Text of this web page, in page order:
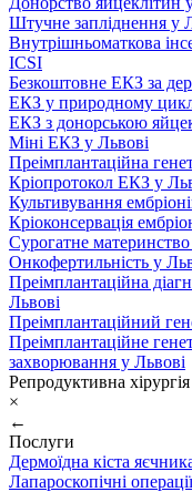
Штучне запліднення у
Внутрішньоматкова
ICSI
Безкоштовне ЕКЗ за
ЕКЗ у природному
ЕКЗ з донорською
Міні ЕКЗ у Львові
Преімплантаційна
Кріопротокол ЕКЗ у
Культивування
Кріоконсервація
Сурогатне
Онкофертильність у
Преімплантаційна
Львові
Преімплантаційний
Преімплантаційне
захворювання у Львові
Репродуктивна
×
←
Послуги
Дермоїдна кіста
Лапароскопічні